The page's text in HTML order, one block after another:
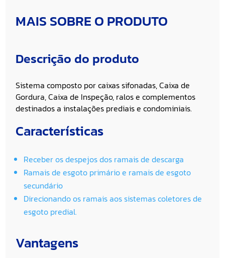
MAIS SOBRE O PRODUTO
Descrição do produto
Sistema composto por caixas sifonadas, Caixa de
Gordura, Caixa de Inspeção, ralos e complementos
destinados a instalações prediais e condominiais.
Características
Receber os despejos dos ramais de descarga
Ramais de esgoto primário e ramais de esgoto
secundário
Direcionando os ramais aos sistemas coletores de
esgoto predial.
Vantagens